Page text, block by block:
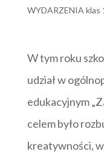
WYDARZENIA klas
W tym roku
udział w
edukacyjnym
celem było
kreatywności,